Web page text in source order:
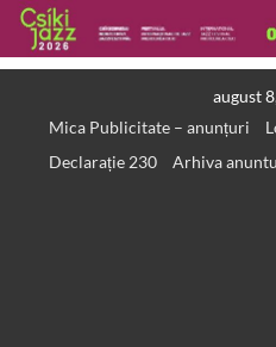
august
Mica Publicitate – anunțuri
Declarație 230
Arhiva